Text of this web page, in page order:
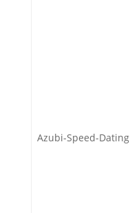
Azubi-Speed-Dating